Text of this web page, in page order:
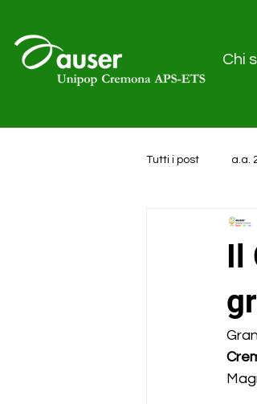
Chi
Tutti i post a.a.
a.a. 2024/25
Il